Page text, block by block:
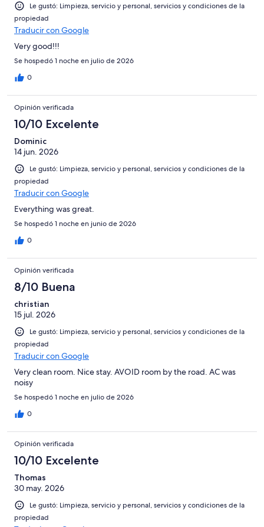
Le gustó: Limpieza, servicio y personal, servicios y condiciones de la
propiedad
Traducir con Google
Very good!!!
Se hospedó 1 noche en julio de 2026
0
Opinión verificada
10/10 Excelente
Dominic
14 jun. 2026
Le gustó: Limpieza, servicio y personal, servicios y condiciones de la
propiedad
Traducir con Google
Everything was great.
Se hospedó 1 noche en junio de 2026
0
Opinión verificada
8/10 Buena
christian
15 jul. 2026
Le gustó: Limpieza, servicio y personal, servicios y condiciones de la
propiedad
Traducir con Google
Very clean room. Nice stay. AVOID room by the road. AC was
noisy
Se hospedó 1 noche en julio de 2026
0
Opinión verificada
10/10 Excelente
Thomas
30 may. 2026
Le gustó: Limpieza, servicio y personal, servicios y condiciones de la
propiedad